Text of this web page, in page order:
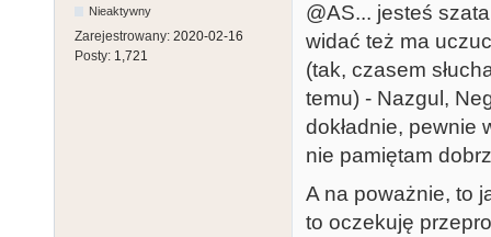
Nieaktywny
Zarejestrowany: 2020-02-16
Posty: 1,721
@AS... jesteś
widać też ma
(tak, czasem
temu) - Nazgul,
dokładnie, pewnie
nie pamiętam
A na poważnie, to
to oczekuję